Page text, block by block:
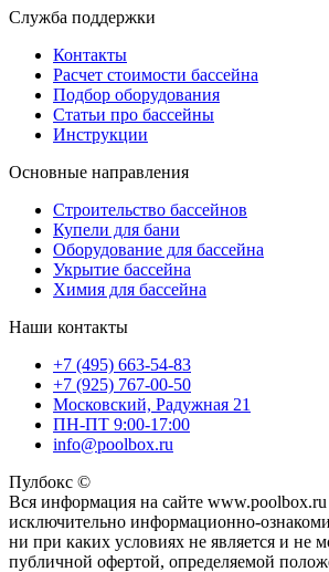
Служба поддержки
Контакты
Расчет стоимости бассейна
Подбор оборудования
Статьи про бассейны
Инструкции
Основные направления
Строительство бассейнов
Купели для бани
Оборудование для бассейна
Укрытие бассейна
Химия для бассейна
Наши контакты
+7 (495) 663-54-83
+7 (925) 767-00-50
Московский, Радужная 21
ПН-ПТ 9:00-17:00
info@poolbox.ru
Пулбокс ©
Вся информация на сайте
исключительно информационно-
ни при каких условиях не является и не
публичной офертой, определяемой